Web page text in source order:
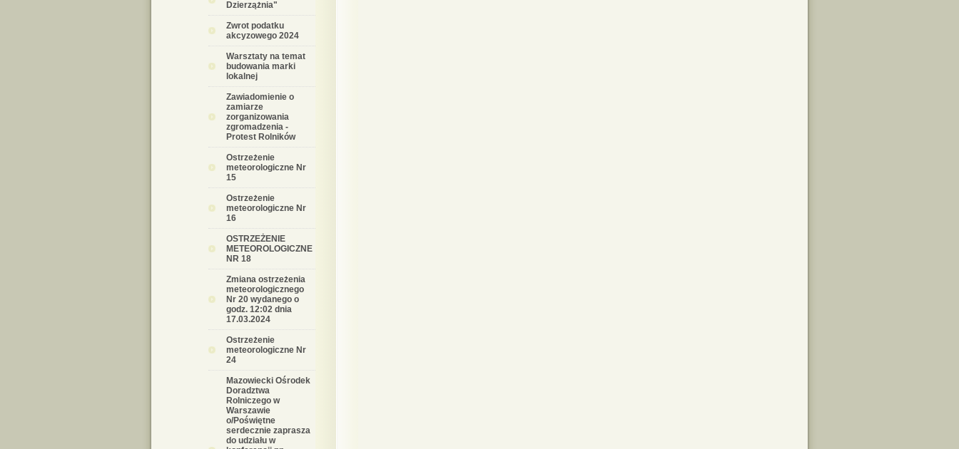
Dzierzążnia"
Zwrot podatku
akcyzowego 2024
Warsztaty na temat
budowania marki
lokalnej
Zawiadomienie o
zamiarze
zorganizowania
zgromadzenia -
Protest Rolników
Ostrzeżenie
meteorologiczne Nr
15
Ostrzeżenie
meteorologiczne Nr
16
OSTRZEŻENIE
METEOROLOGICZNE
NR 18
Zmiana ostrzeżenia
meteorologicznego
Nr 20 wydanego o
godz. 12:02 dnia
17.03.2024
Ostrzeżenie
meteorologiczne Nr
24
Mazowiecki Ośrodek
Doradztwa
Rolniczego w
Warszawie
o/Poświętne
serdecznie zaprasza
do udziału w